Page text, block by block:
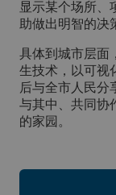
显示某个场所、
助做出明智的决
具体到城市层面
生技术，以可视
后与全市人民分
与其中、共同协
的家园。